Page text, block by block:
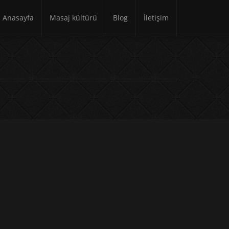
Anasayfa Masaj kültürü Blog İletişim